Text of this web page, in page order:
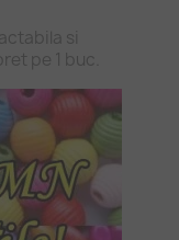
si
pe 1 buc.